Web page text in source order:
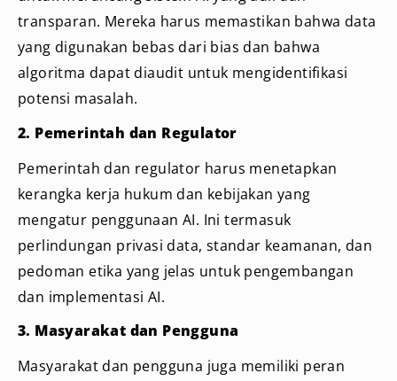
transparan. Mereka harus memastikan bahwa data
yang digunakan bebas dari bias dan bahwa
algoritma dapat diaudit untuk mengidentifikasi
potensi masalah.
2. Pemerintah dan Regulator
Pemerintah dan regulator harus menetapkan
kerangka kerja hukum dan kebijakan yang
mengatur penggunaan AI. Ini termasuk
perlindungan privasi data, standar keamanan, dan
pedoman etika yang jelas untuk pengembangan
dan implementasi AI.
3. Masyarakat dan Pengguna
Masyarakat dan pengguna juga memiliki peran